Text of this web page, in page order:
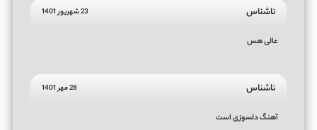
ناشناس 23 شهریور 1401
عالی هس
ناشناس 28 مهر 1401
آهنگ دلسوزی است